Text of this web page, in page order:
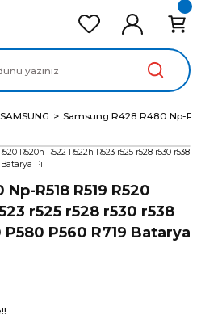
SAMSUNG Samsung R428 R480 Np-
R518 R519 R520
r525 r528 r530 r538
P560 R719 Batarya